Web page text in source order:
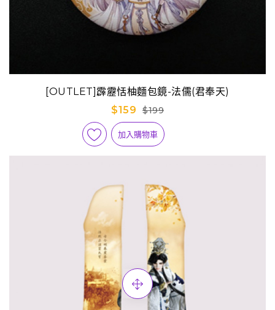
[OUTLET]霹靂恬柚麵包鏡-法儒(君奉天)
$159
$199
加入購物車